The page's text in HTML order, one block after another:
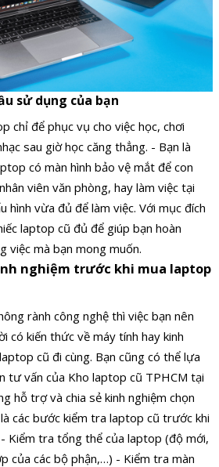
sử dụng của bạn
chỉ để phục vụ cho việc học, chơi
sau giờ học căng thẳng. - Bạn là
có màn hình bảo vệ mắt để con
viên văn phòng, hay làm việc tại
hình vừa đủ để làm việc. Với mục đích
laptop cũ đủ để giúp bạn hoàn
việc mà bạn mong muốn.
nghiệm trước khi mua laptop
rành công nghệ thì việc bạn nên
có kiến thức về máy tính hay kinh
cũ đi cùng. Bạn cũng có thể lựa
tư vấn của Kho laptop cũ TPHCM tại
hỗ trợ và chia sẻ kinh nghiệm chọn
các bước kiểm tra laptop cũ trước khi
Kiểm tra tổng thể của laptop (độ mới,
của các bộ phận,…) - Kiểm tra màn